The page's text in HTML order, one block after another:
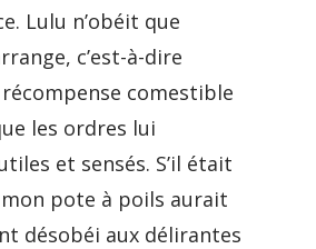
Lulu n’obéit que
c’est-à-dire
récompense comestible
les ordres lui
et sensés. S’il était
pote à poils aurait
désobéi aux délirantes